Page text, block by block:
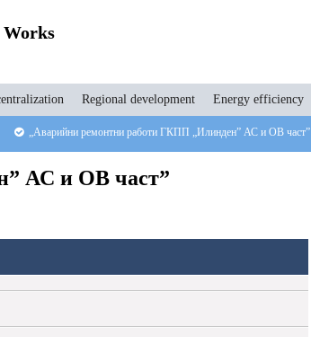
Regional development Energy efficiency
„Аварийни ремонтни работи ГКПП „Илинден” АС и ОВ част”
АС и ОВ част”